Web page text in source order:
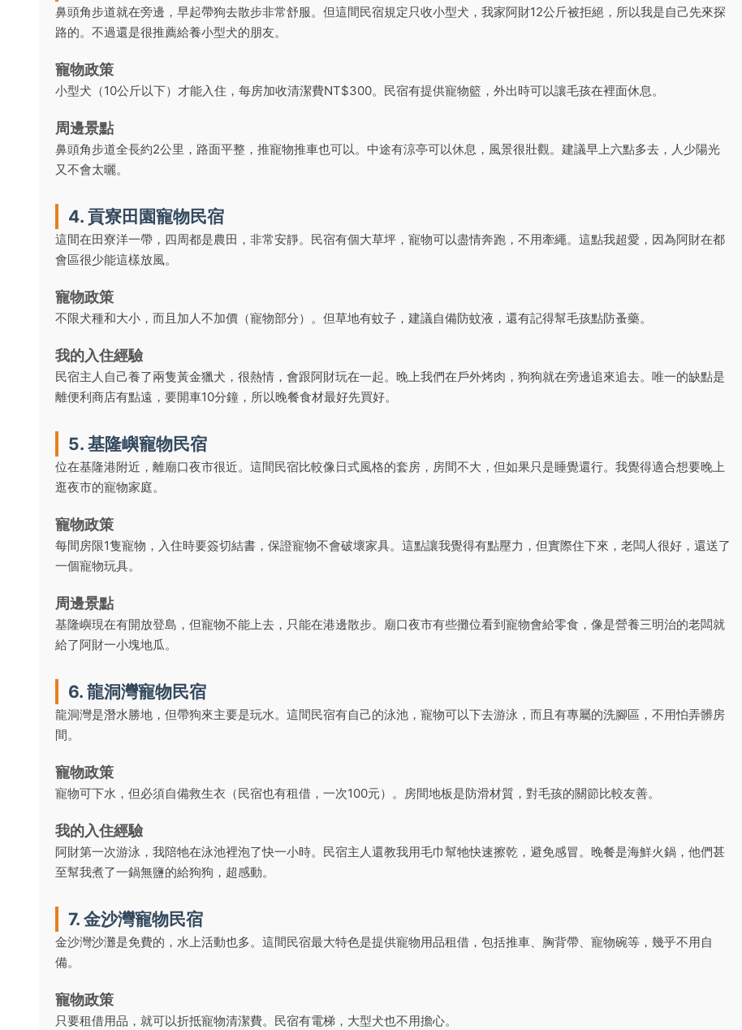
鼻頭角步道就在旁邊，早起帶狗去散步非常舒服。但這間民宿規定只收小型犬，我家阿財12公斤被拒絕，所以我是自己先來探
路的。不過還是很推薦給養小型犬的朋友。
寵物政策
小型犬（10公斤以下）才能入住，每房加收清潔費NT$300。民宿有提供寵物籃，外出時可以讓毛孩在裡面休息。
周邊景點
鼻頭角步道全長約2公里，路面平整，推寵物推車也可以。中途有涼亭可以休息，風景很壯觀。建議早上六點多去，人少陽光
又不會太曬。
4. 貢寮田園寵物民宿
這間在田寮洋一帶，四周都是農田，非常安靜。民宿有個大草坪，寵物可以盡情奔跑，不用牽繩。這點我超愛，因為阿財在都
會區很少能這樣放風。
寵物政策
不限犬種和大小，而且加人不加價（寵物部分）。但草地有蚊子，建議自備防蚊液，還有記得幫毛孩點防蚤藥。
我的入住經驗
民宿主人自己養了兩隻黃金獵犬，很熱情，會跟阿財玩在一起。晚上我們在戶外烤肉，狗狗就在旁邊追來追去。唯一的缺點是
離便利商店有點遠，要開車10分鐘，所以晚餐食材最好先買好。
5. 基隆嶼寵物民宿
位在基隆港附近，離廟口夜市很近。這間民宿比較像日式風格的套房，房間不大，但如果只是睡覺還行。我覺得適合想要晚上
逛夜市的寵物家庭。
寵物政策
每間房限1隻寵物，入住時要簽切結書，保證寵物不會破壞家具。這點讓我覺得有點壓力，但實際住下來，老闆人很好，還送了
一個寵物玩具。
周邊景點
基隆嶼現在有開放登島，但寵物不能上去，只能在港邊散步。廟口夜市有些攤位看到寵物會給零食，像是營養三明治的老闆就
給了阿財一小塊地瓜。
6. 龍洞灣寵物民宿
龍洞灣是潛水勝地，但帶狗來主要是玩水。這間民宿有自己的泳池，寵物可以下去游泳，而且有專屬的洗腳區，不用怕弄髒房
間。
寵物政策
寵物可下水，但必須自備救生衣（民宿也有租借，一次100元）。房間地板是防滑材質，對毛孩的關節比較友善。
我的入住經驗
阿財第一次游泳，我陪牠在泳池裡泡了快一小時。民宿主人還教我用毛巾幫牠快速擦乾，避免感冒。晚餐是海鮮火鍋，他們甚
至幫我煮了一鍋無鹽的給狗狗，超感動。
7. 金沙灣寵物民宿
金沙灣沙灘是免費的，水上活動也多。這間民宿最大特色是提供寵物用品租借，包括推車、胸背帶、寵物碗等，幾乎不用自
備。
寵物政策
只要租借用品，就可以折抵寵物清潔費。民宿有電梯，大型犬也不用擔心。